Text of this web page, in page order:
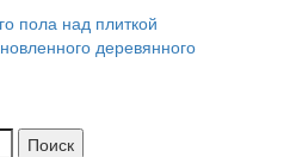
пола над плиткой
деревянного